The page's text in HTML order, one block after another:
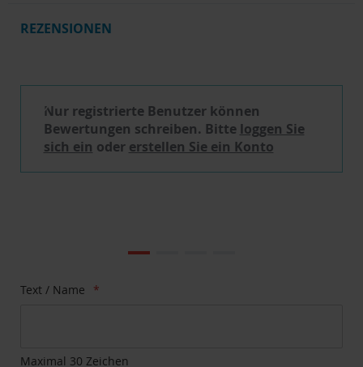
Bildgalerie
Zum
springen
Text / Name
Maximal 30 Zeichen
REZENSIONEN
Nur registrierte Benutzer können
Bewertungen schreiben. Bitte loggen Sie
sich ein oder erstellen Sie ein Konto